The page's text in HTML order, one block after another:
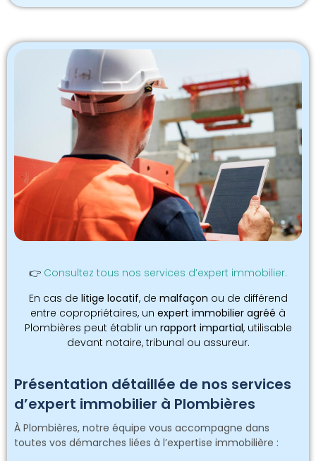
Présentation détaillée de nos services
d’expert immobilier à Plombières
À Plombières, notre équipe vous accompagne dans
toutes vos démarches liées à l’expertise immobilière :
👉 Consultez tous nos services d’expert immobilier.
En cas de litige locatif, de malfaçon ou de différend
entre copropriétaires, un expert immobilier agréé à
Plombières peut établir un rapport impartial, utilisable
devant notaire, tribunal ou assureur.